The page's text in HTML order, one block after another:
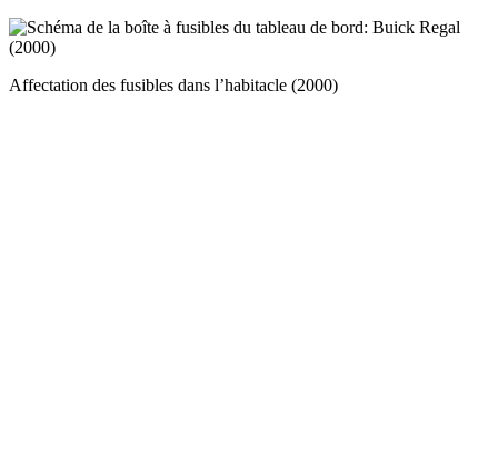
Affectation des fusibles dans l’habitacle (2000)